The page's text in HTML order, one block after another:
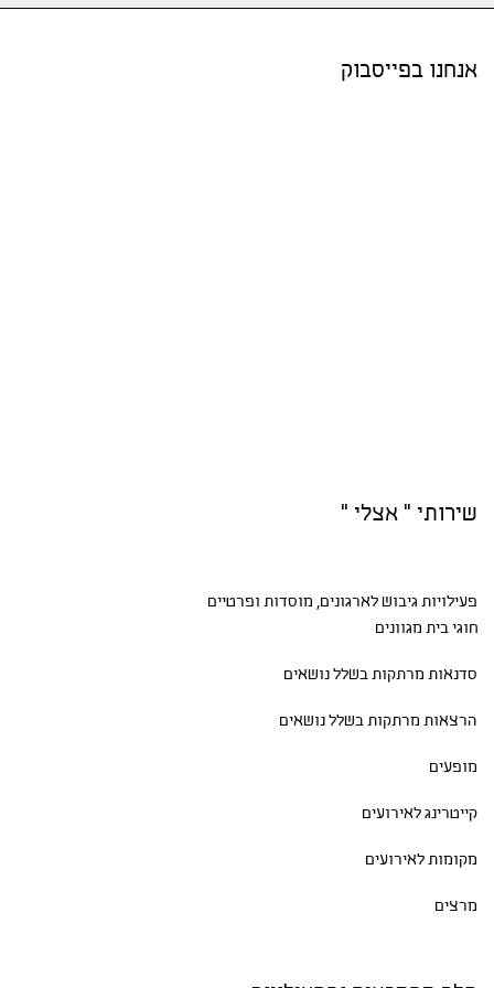
אנחנו בפייסבוק
שירותי " אצלי "
פעילויות גיבושלארגונים, מוסדות ופרטיים
חוגי בית מגוונים
סדנאות מרתקות בשלל נושאים
הרצאות מרתקות בשלל נושאים
מופעים
קייטרינג לאירועים
מקומות לאירועים
מרצים